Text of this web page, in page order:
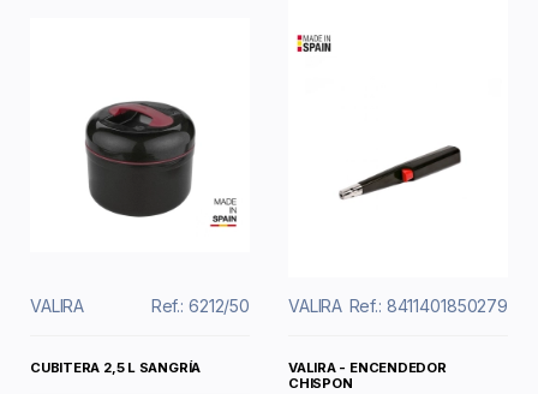
VALIRA Ref.: 6212/50
CUBITERA 2,5 L SANGRÍA
VALIRA Ref.: 8411401850279
VALIRA - ENCENDEDOR
CHISPON